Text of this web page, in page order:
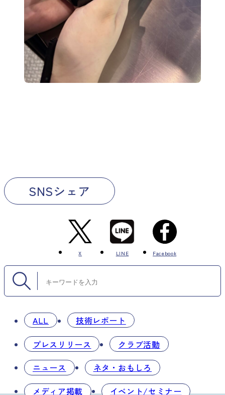
SNSシェア
X LINE Facebook
ALL
技術レポート
プレスリリース
クラブ活動
ニュース
ネタ・おもしろ
メディア掲載
イベント/セミナー